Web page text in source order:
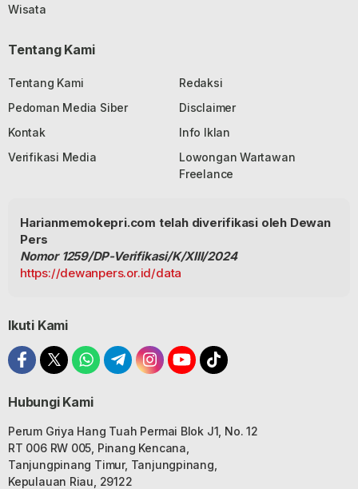
Wisata
Tentang Kami
Tentang Kami
Redaksi
Pedoman Media Siber
Disclaimer
Kontak
Info Iklan
Verifikasi Media
Lowongan Wartawan
Freelance
Harianmemokepri.com telah diverifikasi oleh Dewan
Pers
Nomor 1259/DP-Verifikasi/K/XIII/2024
https://dewanpers.or.id/data
Ikuti Kami
Hubungi Kami
Perum Griya Hang Tuah Permai Blok J1, No. 12
RT 006 RW 005, Pinang Kencana,
Tanjungpinang Timur, Tanjungpinang,
Kepulauan Riau, 29122